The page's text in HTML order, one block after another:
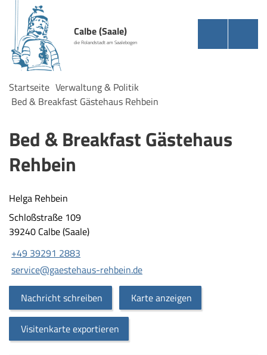
Calbe (Saale)
die Rolandstadt am Saalebogen
Startseite Verwaltung & Politik
Bed & Breakfast Gästehaus Rehbein
Bed & Breakfast Gästehaus
Rehbein
Helga Rehbein
Schloßstraße 109
39240 Calbe (Saale)
+49 39291 2883
service@gaestehaus-rehbein.de
Nachricht schreiben
Karte anzeigen
Visitenkarte exportieren